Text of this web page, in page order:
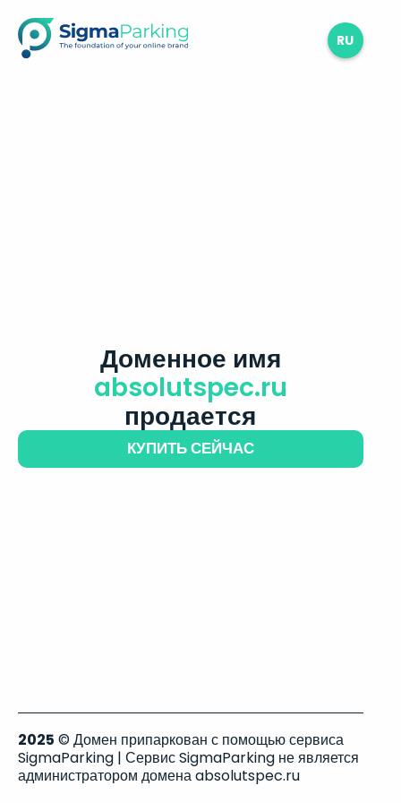
RU
Доменное имя
absolutspec.ru
продается
КУПИТЬ СЕЙЧАС
2025 © Домен припаркован с помощью сервиса
SigmaParking | Сервис SigmaParking не является
администратором домена absolutspec.ru